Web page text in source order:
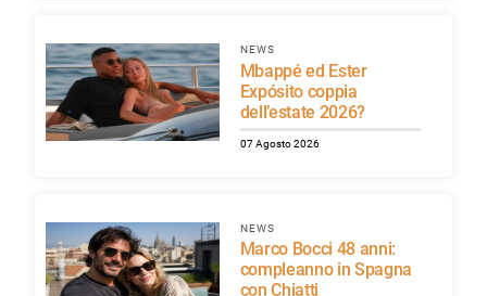
NEWS
Mbappé ed Ester
Expósito coppia
dell’estate 2026?
07 Agosto 2026
NEWS
Marco Bocci 48 anni:
compleanno in Spagna
con Chiatti